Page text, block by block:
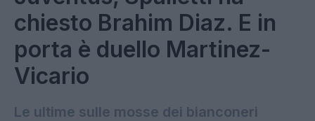
chiesto Brahim Diaz. E in
porta è duello Martinez-
Vicario
Le ultime sulle mosse dei bianconeri